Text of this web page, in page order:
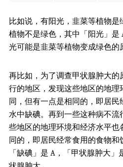
比如说，有阳光，韭菜等植物
植物不是绿色，其中「阳光」是
光可能是韭菜等植物变成绿色的
再比如，为了调查甲状腺肿大的
行的地区，发现这些地区的地理
同，但有一点是相同的，即居
水中缺碘。再到一些这种病不流
些地区的地理环境和经济水平也
同的，即居民经常食用的食物和
「缺碘」是 A，「甲状腺肿大